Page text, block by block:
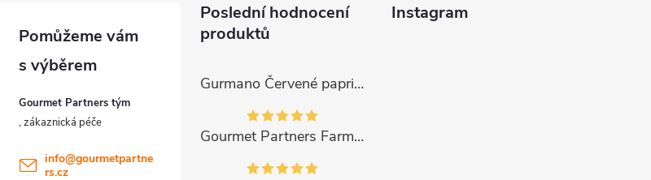
Gourmet Partners tým
info@gourmetpartne
rs.cz
Poslední hodnocení
produktů
Gurmano Červené papričky plněné sýrem HOT palivé, 290g
Gourmet Partners Farmářská paštika s hříbky, 180g
Instagram